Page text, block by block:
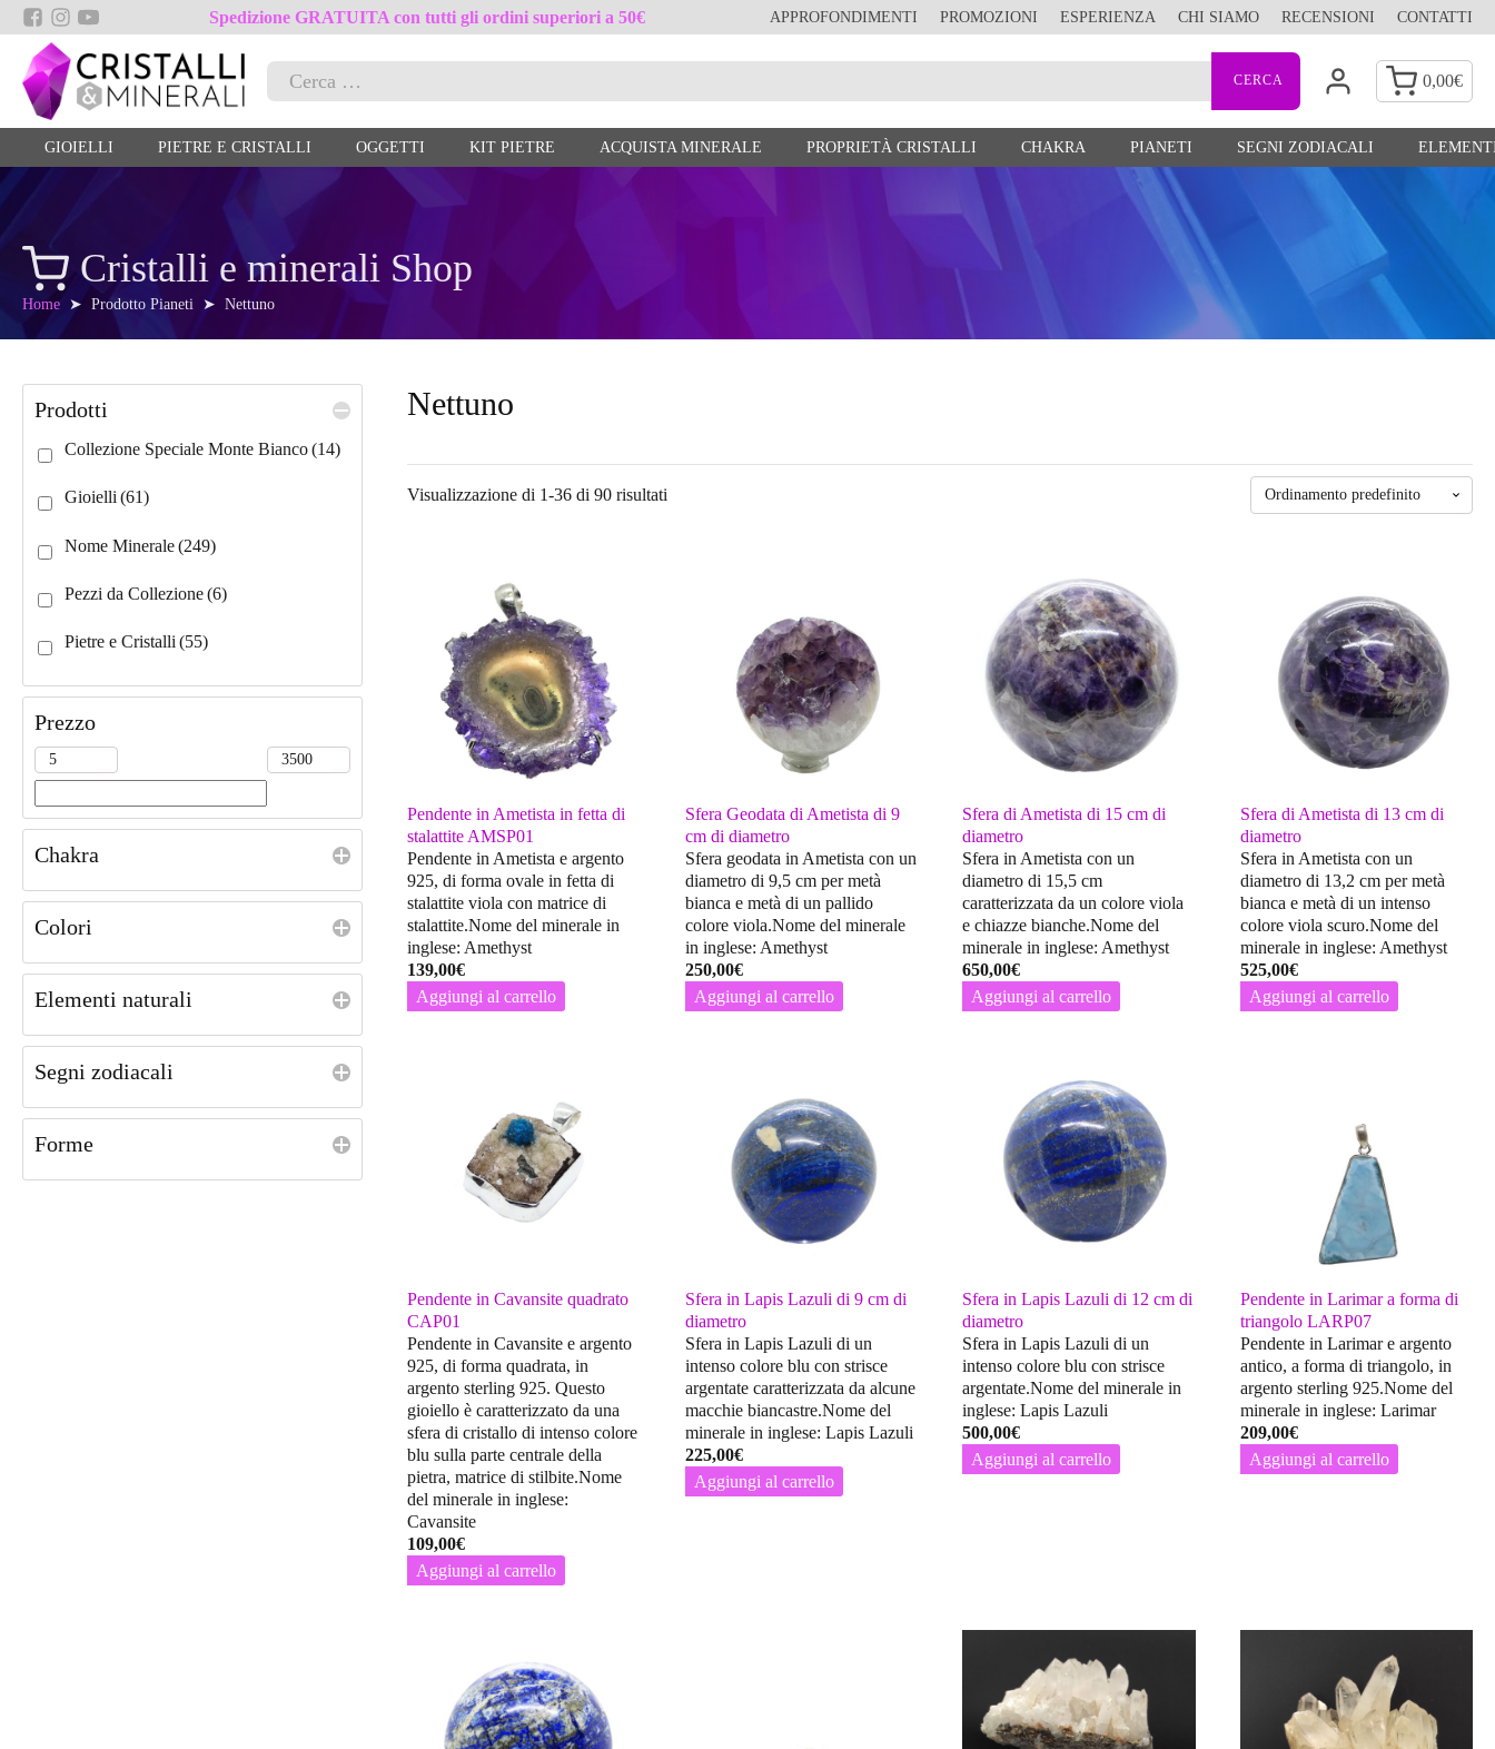
Spedizione GRATUITA con tutti gli ordini superiori a 50€ APPROFONDIMENTI PROMOZIONI ESPERIENZA CHI SIAMO RECENSIONI CONTATTI
Ricerca
0,00€
GIOIELLI PIETRE E CRISTALLI OGGETTI KIT PIETRE ACQUISTA MINERALE PROPRIETÀ CRISTALLI CHAKRA PIANETI SEGNI ZODIACALI
Cristalli e minerali Shop
Home ➤ Prodotto Pianeti ➤ Nettuno
Prodotti
Collezione Speciale Monte Bianco(14)
Gioielli (61)
Nome Minerale(249)
Pezzi da Collezione(6)
Pietre e Cristalli (55)
Prezzo
Chakra
Colori
Elementi naturali
Segni zodiacali
Forme
Nettuno
Visualizzazione di 1-36 di 90 risultati
Pendente in Ametista in fetta di
stalattite AMSP01
Pendente in Ametista e argento
925, di forma ovale in fetta di
stalattite viola con matrice di
stalattite.Nome del minerale in
inglese: Amethyst
139,00€
Aggiungi al carrello
Sfera Geodata di Ametista di 9
cm di diametro
Sfera geodata in Ametista con un
diametro di 9,5 cm per metà
bianca e metà di un pallido
colore viola.Nome del minerale
in inglese: Amethyst
250,00€
Aggiungi al carrello
Sfera di Ametista di 15 cm di
diametro
Sfera in Ametista con un
diametro di 15,5 cm
caratterizzata da un colore viola
e chiazze bianche.Nome del
minerale in inglese: Amethyst
650,00€
Aggiungi al carrello
Sfera di Ametista di 13 cm di
diametro
Sfera in Ametista con un
diametro di 13,2 cm per metà
bianca e metà di un intenso
colore viola scuro.Nome del
minerale in inglese: Amethyst
525,00€
Aggiungi al carrello
Pendente in Cavansite quadrato
CAP01
Pendente in Cavansite e argento
925, di forma quadrata, in
argento sterling 925. Questo
gioiello è caratterizzato da una
sfera di cristallo di intenso colore
blu sulla parte centrale della
pietra, matrice di stilbite.Nome
del minerale in inglese:
Cavansite
109,00€
Aggiungi al carrello
Sfera in Lapis Lazuli di 9 cm di
diametro
Sfera in Lapis Lazuli di un
intenso colore blu con strisce
argentate caratterizzata da alcune
macchie biancastre.Nome del
minerale in inglese: Lapis Lazuli
225,00€
Aggiungi al carrello
Sfera in Lapis Lazuli di 12 cm di
diametro
Sfera in Lapis Lazuli di un
intenso colore blu con strisce
argentate.Nome del minerale in
inglese: Lapis Lazuli
500,00€
Aggiungi al carrello
Pendente in Larimar a forma di
triangolo LARP07
Pendente in Larimar e argento
antico, a forma di triangolo, in
argento sterling 925.Nome del
minerale in inglese: Larimar
209,00€
Aggiungi al carrello